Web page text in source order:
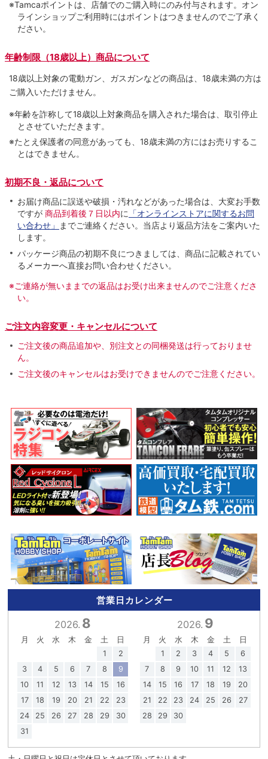
※Tamcaポイントは、店舗でのご購⼊時にのみ付与されます。オン
ラインショップご利用時にはポイントはつきませんのでご了承く
ださい。
年齢制限（18歳以上）商品について
18歳以上対象の電動ガン、ガスガンなどの商品は、18歳未満の方は
ご購入いただけません。
※年齢を詐称して18歳以上対象商品を購入された場合は、取引停止
とさせていただきます。
※たとえ保護者の同意があっても、18歳未満の方にはお売りするこ
とはできません。
初期不良・返品について
お届け商品に誤送や破損・汚れなどがあった場合は、大変お手数
ですが 商品到着後７日以内に 「オンラインストアに関するお問
い合わせ」
までご連絡ください。当店より返品方法をご案内いた
します。
パッケージ商品の初期不良につきましては、商品に記載されてい
るメーカーへ直接お問い合わせください。
※ご連絡が無いままでの返品はお受け出来ませんのでご注意くださ
い。
ご注文内容変更・キャンセルについて
ご注文後の商品追加や、別注文との同梱発送は行っておりませ
ん。
ご注文後のキャンセルはお受けできませんのでご注意ください。
営業日カレンダー
2026. 8
月 火 水 木 金 土
日
1
2
3
4 5 6 7 8
9
10
11 12 13 14 15
16
17
18 19 20 21 22
23
24
25 26 27 28 29
30
31
2026. 9
月 火 水 木 金 土
日
1
2 3 4 5
6
7
8 9 10 11 12
13
14
15 16 17 18 19
20
21
22 23 24 25 26
27
28
29 30